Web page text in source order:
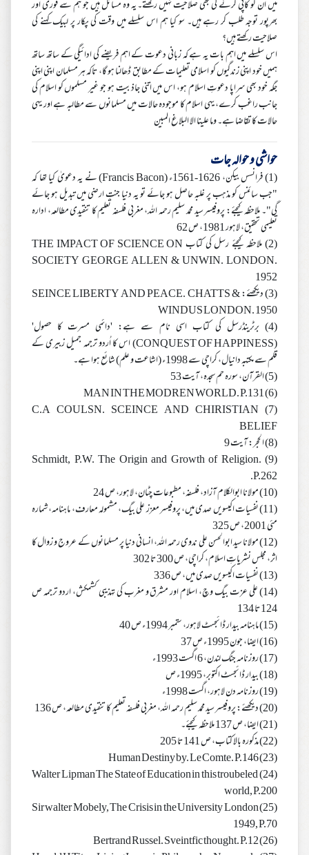
میں ان کو کاپی کرنے کی بھی صلاحیت نہیں رکھتے۔ یہ وہ مسائل ہیں جو ہم سے فوری اور
بھرپور توجہ طلب کر رہے ہیں۔ سو کیا ہم اس سلسلے میں وقت کی پکار پر لبیک کہنے کی
صلاحیت رکھتے ہیں؟
اس سلسلے میں اہم بات یہ ہے کہ زبانی دعوت کے اہم فریضے کی ادائیگی کے ساتھ ساتھ
ہمیں خود اپنی زندگیوں کو اسلامی تعلیمات کے مطابق ڈھالنا ہو گا، تاکہ ہر مسلمان اپنی اپنی
جگہ خود بھی سراپا دعوتِ اسلام ہو، اس میں اتنی جاذبیت ہو جو غیر مسلموں کو اسلام کی
جانب راغب کرے، یہی اسلام کا موجودہ حالات میں مسلمانوں سے مطالبہ ہے اور یہی
حالات کا تقاضا ہے۔ وما علينا الا البلاغ المبين
حواشی و حوالہ جات
(1) فرانسس بیکن، 1626-1561ء (Francis Bacon) نے یہ دعویٰ کیا تھا کہ
"جب سائنس کو مذہب پر غلبہ حاصل ہو جائے تو یہ دنیا جنتِ ارضی میں تبدیل ہو جائے
گی"۔ ملاحظہ کیجئے: پروفیسر سید محمد سلیم رحمہ اللہ، مغربی فلسفہ تعلیم کا تنقیدی مطالعہ، ادارہ
تعلیمی تحقیق، لاہور 1981، ص 62
(2) ملاحظہ کیجئے رسل کی کتاب THE IMPACT OF SCIENCE ON
SOCIETY GEORGE ALLEN & UNWIN. LONDON.
1952
(3) دیکھئے: SEINCE LIBERTY AND PEACE. CHATTS &
WINDUS LONDON. 1950
(4) برٹرینڈرسل کی کتاب اسی نام سے ہے: 'دائمی مسرت کا حصول'
(CONQUEST OF HAPPINESS) اس کا اُردو ترجمہ جمیل زبیری کے
قلم سے مکتبہ دانیال، کراچی سے 1998ء (اشاعت و علم) شائع ہوا ہے۔
(5) القرآن، سورہ حم سجدہ، آیت 53
(6) MAN IN THE MODREN WORLD. P.131
(7) C.A COULSN. SCEINCE AND CHIRISTIAN
BELIEF
(8) الحجر: آیت 9
(9) Schmidt, P.W. The Origin and Growth of Religion.
P.262.
(10) مولانا ابوالکلام آزاد، فلسفہ، مطبوعات چٹان، لاہور، ص 24
(11) نفسیات اکیسویں صدی میں، پروفیسر معزز علی بیگ، مشمولہ معارف، ماہنامہ، شمارہ
مئی 2001، ص 325
(12) مولانا سید ابوالحسن علی ندوی رحمہ اللہ، انسانی دنیا پر مسلمانوں کے عروج و زوال کا
اثر، مجلس نشریاتِ اسلام، کراچی، ص 300 تا 302
(13) نفسیات اکیسویں صدی میں، ص 336
(14) علی عزت بیگ وچ، اسلام اور مشرق و مغرب کی تہذیبی کشمکش، اردو ترجمہ ص
124 تا 134
(15) ماہنامہ بیدار ڈائجسٹ لاہور، ستمبر 1994ء ص 40
(16) ایضا، جون 1995ء ص 37
(17) روزنامہ جنگ لندن، 6 اگست 1993ء
(18) بیدار ڈائجسٹ اکتوبر، 1995ء ص
(19) روزنامہ دن لاہور، اگست 1998ء
(20) دیکھئے: پروفیسر سید محمد سلیم رحمہ اللہ، مغربی فلسفہ تعلیم کا تنقیدی مطالعہ، ص 136
(21) ایضا، ص 137 ملاحظہ کیجئے۔
(22) مذکورہ بالا کتاب، ص 141 تا 205
(23) Human Destiny by. Le Comte. P.146
(24) Walter Lipman The State of Education in this troubeled
world, P.200
(25) Sir walter Mobely, The Crisis in the University London
1949, P.70
(26) Bertrand Russel. Sveintfic thought. P.12